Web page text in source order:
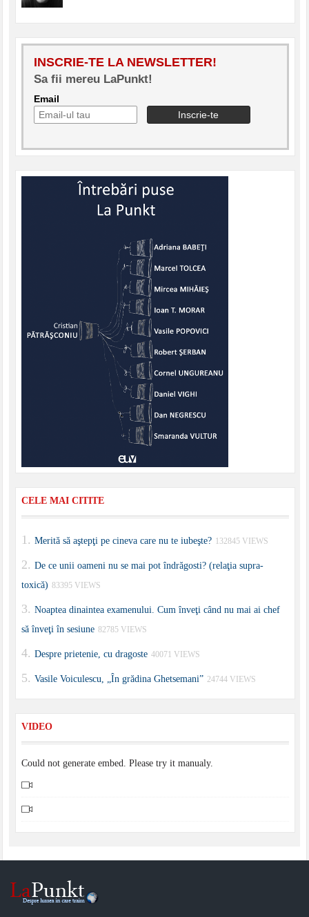
INSCRIE-TE LA NEWSLETTER!
Sa fii mereu LaPunkt!
Email
CELE MAI CITITE
Merită să aştepţi pe cineva care nu te iubeşte? 132845 VIEWS
De ce unii oameni nu se mai pot îndrăgosti? (relaţia supra-
toxică) 83395 VIEWS
Noaptea dinaintea examenului. Cum înveţi când nu mai ai chef
să înveţi în sesiune 82785 VIEWS
Despre prietenie, cu dragoste 40071 VIEWS
Vasile Voiculescu, „În grădina Ghetsemani” 24744 VIEWS
VIDEO
Could not generate embed. Please try it manualy.